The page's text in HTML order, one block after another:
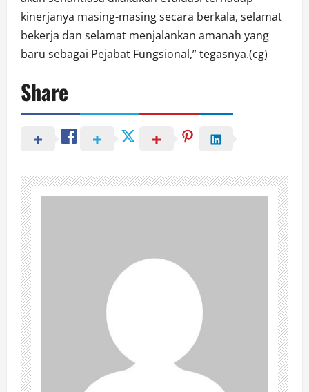
kinerjanya masing-masing secara berkala, selamat
bekerja dan selamat menjalankan amanah yang
baru sebagai Pejabat Fungsional,” tegasnya.(cg)
Share